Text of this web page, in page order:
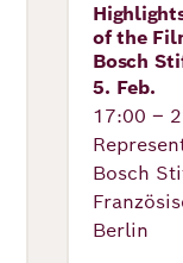
of the
Bosch
5. Feb.
17:00 –
Bosch
Berlin